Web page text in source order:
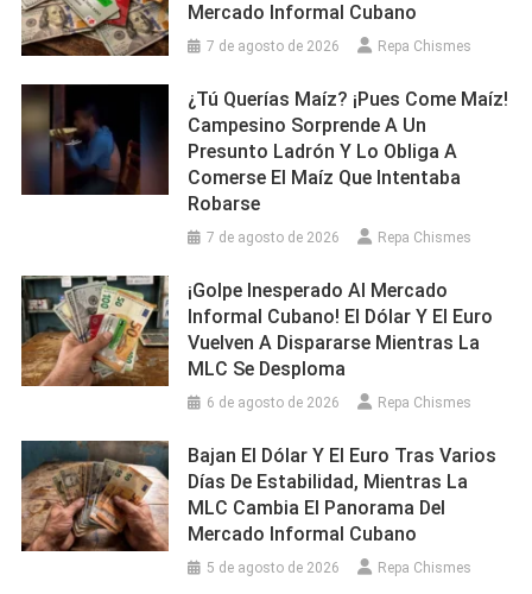
Mercado Informal Cubano
7 de agosto de 2026 Repa Chismes
¿Tú Querías Maíz? ¡Pues Come Maíz!
Campesino Sorprende A Un
Presunto Ladrón Y Lo Obliga A
Comerse El Maíz Que Intentaba
Robarse
7 de agosto de 2026 Repa Chismes
¡Golpe Inesperado Al Mercado
Informal Cubano! El Dólar Y El Euro
Vuelven A Dispararse Mientras La
MLC Se Desploma
6 de agosto de 2026 Repa Chismes
Bajan El Dólar Y El Euro Tras Varios
Días De Estabilidad, Mientras La
MLC Cambia El Panorama Del
Mercado Informal Cubano
5 de agosto de 2026 Repa Chismes